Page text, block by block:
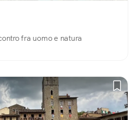
fra uomo e natura